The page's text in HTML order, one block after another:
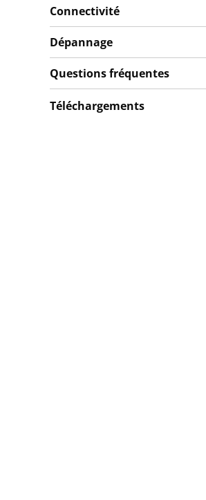
Connectivité
Dépannage
Questions fréquentes
Téléchargements